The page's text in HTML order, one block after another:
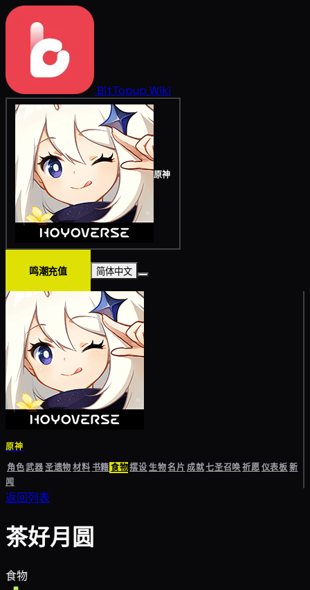
BitTopup Wiki
原神
鸣潮充值 简体中文
原神
角色武器圣遗物材料书籍食物摆设生物名片成就七圣召唤祈愿仪表板新
闻
返回列表
茶好月圆
食物